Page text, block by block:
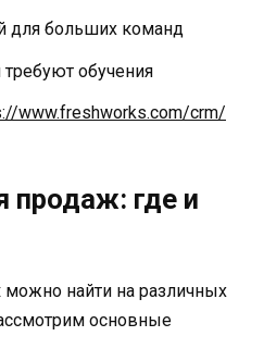
для больших команд
обучения
www.freshworks.com/crm/
продаж: где и
можно найти на различных
основные